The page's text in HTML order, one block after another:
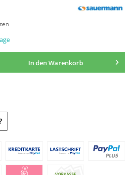
In denWarenkorb